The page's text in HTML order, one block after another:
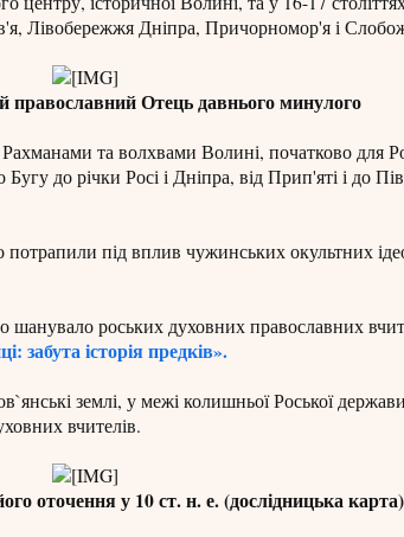
Лівобережжя Дніпра, Причорномор'я і
православний Отець давнього минулого
та волхвами Волині, початково для
Бугу до річки Росі і Дніпра, від Прип'яті і до
під вплив чужинських окультних
роських духовних православних
забута історія предків».
землі, у межі колишньої Роської
вчителів.
оточення у 10 ст. н. е. (дослідницька карта)